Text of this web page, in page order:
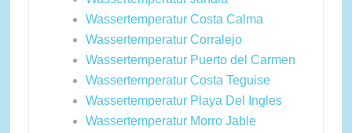
Wassertemperatur Costa Calma
Wassertemperatur Corralejo
Wassertemperatur Puerto del Carmen
Wassertemperatur Costa Teguise
Wassertemperatur Playa Del Ingles
Wassertemperatur Morro Jable